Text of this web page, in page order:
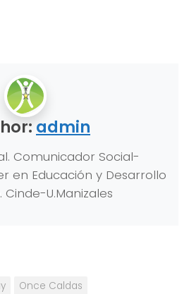
admin
Comunicador Social-
en Educación y Desarrollo
Cinde-U.Manizales
Once Caldas